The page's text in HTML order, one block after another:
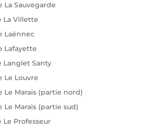
Sauvegarde
La Villette
Laënnec
Lafayette
Langlet Santy
Le Louvre
Le Marais (partie nord)
Marais (partie sud)
Professeur